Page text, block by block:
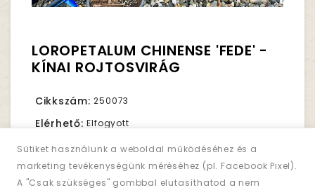
Sütiket használunk a weboldal működéséhez és a
marketing tevékenységünk méréséhez (pl. Facebook Pixel).
A "Csak szükséges" gombbal elutasíthatod a nem
LOROPETALUM CHINENSE 'FEDE' -
KÍNAI ROJTOSVIRÁG
Cikkszám: 250073
Elérhető: Elfogyott
20,390Ft. Nettó ár: 16,055Ft.